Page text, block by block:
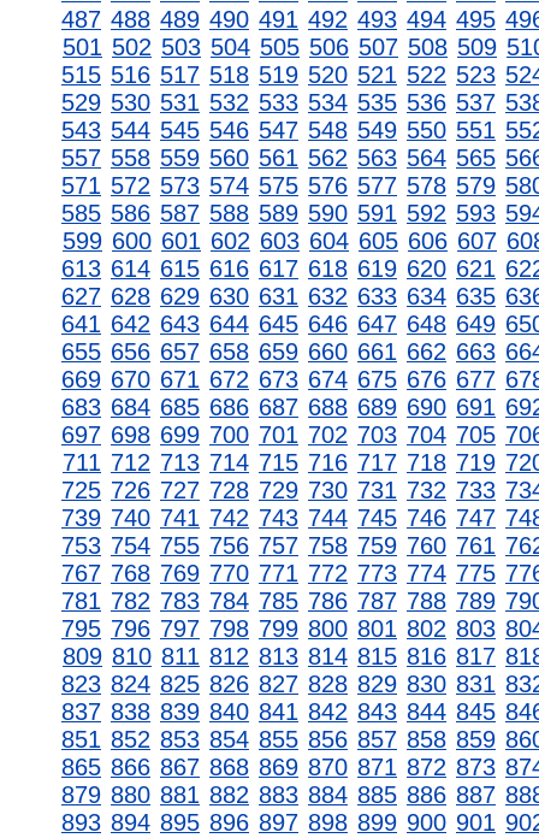
487 488 489 490 491 492 493 494 495
501 502 503 504 505 506 507 508 509
515 516 517 518 519 520 521 522 523
529 530 531 532 533 534 535 536 537
543 544 545 546 547 548 549 550 551
557 558 559 560 561 562 563 564 565
571 572 573 574 575 576 577 578 579
585 586 587 588 589 590 591 592 593
599 600 601 602 603 604 605 606 607
613 614 615 616 617 618 619 620 621
627 628 629 630 631 632 633 634 635
641 642 643 644 645 646 647 648 649
655 656 657 658 659 660 661 662 663
669 670 671 672 673 674 675 676 677
683 684 685 686 687 688 689 690 691
697 698 699 700 701 702 703 704 705
711 712 713 714 715 716 717 718 719
725 726 727 728 729 730 731 732 733
739 740 741 742 743 744 745 746 747
753 754 755 756 757 758 759 760 761
767 768 769 770 771 772 773 774 775
781 782 783 784 785 786 787 788 789
795 796 797 798 799 800 801 802 803
809 810 811 812 813 814 815 816 817
823 824 825 826 827 828 829 830 831
837 838 839 840 841 842 843 844 845
851 852 853 854 855 856 857 858 859
865 866 867 868 869 870 871 872 873
879 880 881 882 883 884 885 886 887
893 894 895 896 897 898 899 900 901